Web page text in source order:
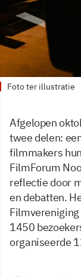
Foto ter illustratie
Afgelopen
twee delen:
filmmakers
FilmForum
reflectie door
en debatten.
1450
organiseerde